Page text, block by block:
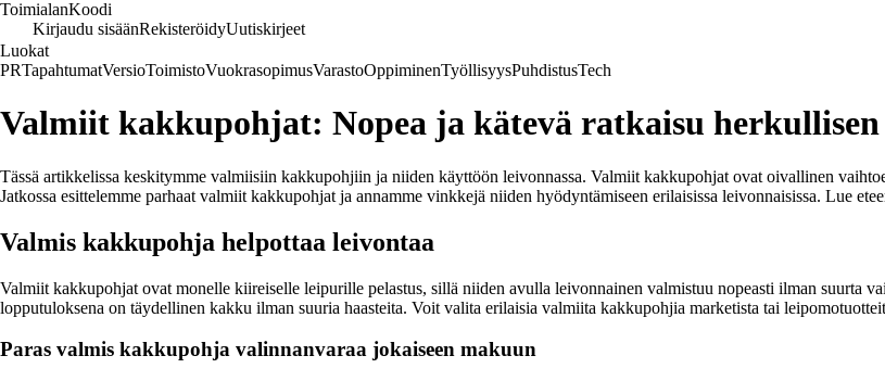
ToimialanKoodi
Kirjaudu sisäänRekisteröidyUutiskirjeet
Luokat
PRTapahtumatVersioToimistoVuokrasopimusVarastoOppiminenTyöllisyysPuhdistusTech
Valmiit kakkupohjat: Nopea ja kätevä ratkaisu
Tässä artikkelissa keskitymme valmiisiin kakkupohjiin ja niiden käyttöön leivonnassa. Valmiit kakkupohjat ovat oivallinen
Jatkossa esittelemme parhaat valmiit kakkupohjat ja annamme vinkkejä niiden hyödyntämiseen erilaisissa leivonnaisissa. Lue
Valmis kakkupohja helpottaa leivontaa
Valmiit kakkupohjat ovat monelle kiireiselle leipurille pelastus, sillä niiden avulla leivonnainen valmistuu nopeasti ilman suurta
lopputuloksena on täydellinen kakku ilman suuria haasteita. Voit valita erilaisia valmiita kakkupohjia marketista tai
Paras valmis kakkupohja valinnanvaraa jokaiseen makuun